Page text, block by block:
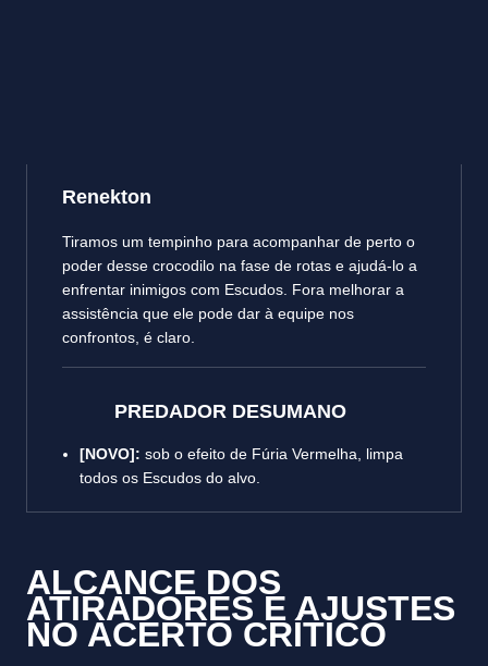
Renekton
Tiramos um tempinho para acompanhar de perto o
poder desse crocodilo na fase de rotas e ajudá-lo a
enfrentar inimigos com Escudos. Fora melhorar a
assistência que ele pode dar à equipe nos
confrontos, é claro.
PREDADOR DESUMANO
[NOVO]: sob o efeito de Fúria Vermelha, limpa
todos os Escudos do alvo.
ALCANCE DOS
ATIRADORES E AJUSTES
NO ACERTO CRÍTICO